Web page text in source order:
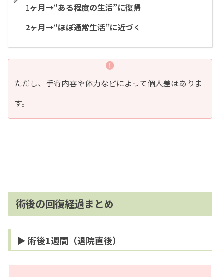
1ヶ月→“ある程度の生活”に復帰
2ヶ月→“ほぼ通常生活”に近づく
ただし、手術内容や体力などによって個人差はありま
す。
術後の回復経過まとめ
▶ 術後1週間（退院直後）